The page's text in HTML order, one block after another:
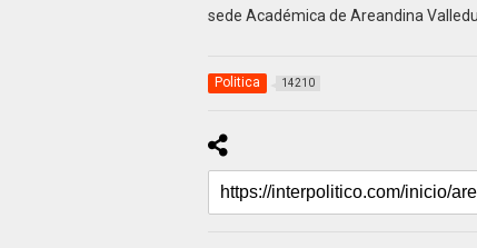
sede Académica de Areandina
Politica 14210